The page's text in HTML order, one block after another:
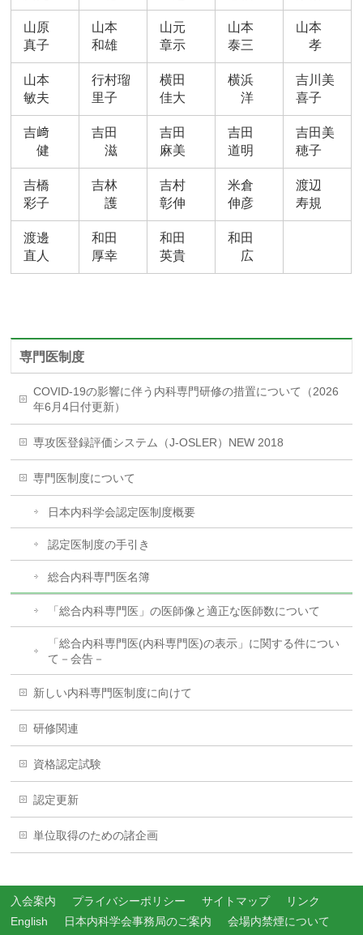
山原
真子
山本
和雄
山元
章示
山本
泰三
山本
孝
山本
敏夫
行村瑠
里子
横田
佳大
横浜
洋
吉川美
喜子
吉﨑
健
吉田
滋
吉田
麻美
吉田
道明
吉田美
穂子
吉橋
彩子
吉林
護
吉村
彰伸
米倉
伸彦
渡辺
寿規
渡邊
直人
和田
厚幸
和田
英貴
和田
広
専門医制度
COVID-19の影響に伴う内科専門研修の措置について（2026
年6月4日付更新）
専攻医登録評価システム（J-OSLER）NEW 2018
専門医制度について
日本内科学会認定医制度概要
認定医制度の手引き
総合内科専門医名簿
「総合内科専門医」の医師像と適正な医師数について
「総合内科専門医(内科専門医)の表示」に関する件につい
て－会告－
新しい内科専門医制度に向けて
研修関連
資格認定試験
認定更新
単位取得のための諸企画
入会案内 プライバシーポリシー サイトマップ
リンク
English
日本内科学会事務局のご案内 会場内禁煙について